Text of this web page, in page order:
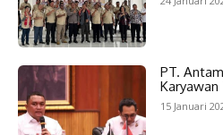
PT.
15 Januari